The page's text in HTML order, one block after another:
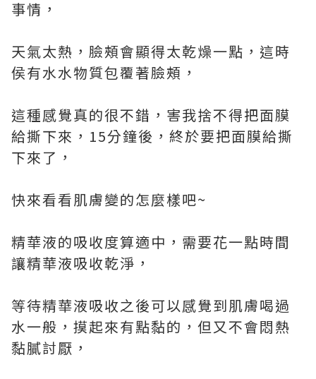
事情，
天氣太熱，臉頰會顯得太乾燥一點，這時
侯有水水物質包覆著臉頰，
這種感覺真的很不錯，害我捨不得把面膜
給撕下來，15分鐘後，終於要把面膜給撕
下來了，
快來看看肌膚變的怎麼樣吧~
精華液的吸收度算適中，需要花一點時間
讓精華液吸收乾淨，
等待精華液吸收之後可以感覺到肌膚喝過
水一般，摸起來有點黏的，但又不會悶熱
黏膩討厭，